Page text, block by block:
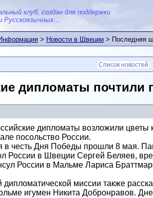
клуб, создан для поддержки
Русскоязычных...
>Новости в Швеции> Последняя
Список новостей
дипломаты почтили
дипломаты возложили цветы
посольство России.
в честь Дня Победы прошли 8 мая.
России в Швеции Сергей Беляев,
России в Мальме Лариса
дипломатической миссии также
игумен Никита Добронравов.